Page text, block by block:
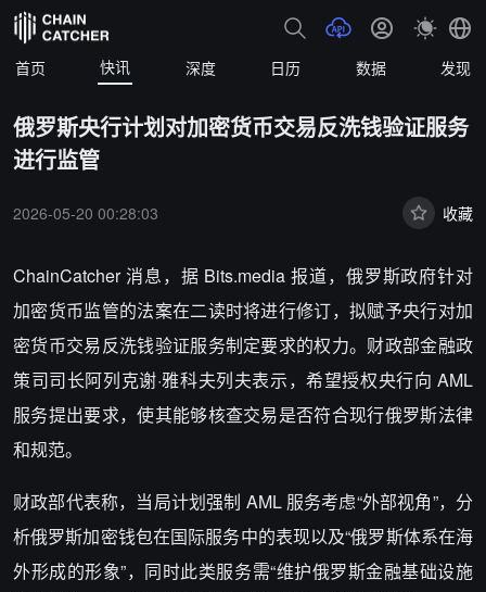
首页 快讯 深度 日历 数据 发现
俄罗斯央行计划对加密货币交易反洗钱验证服务
进行监管
2026-05-20 00:28:03 收藏
ChainCatcher 消息，据 Bits.media 报道，俄罗斯政府针对
加密货币监管的法案在二读时将进行修订，拟赋予央行对加
密货币交易反洗钱验证服务制定要求的权力。财政部金融政
策司司长阿列克谢·雅科夫列夫表示，希望授权央行向 AML
服务提出要求，使其能够核查交易是否符合现行俄罗斯法律
和规范。
财政部代表称，当局计划强制 AML 服务考虑“外部视角”，分
析俄罗斯加密钱包在国际服务中的表现以及“俄罗斯体系在海
外形成的形象”，同时此类服务需“维护俄罗斯金融基础设施